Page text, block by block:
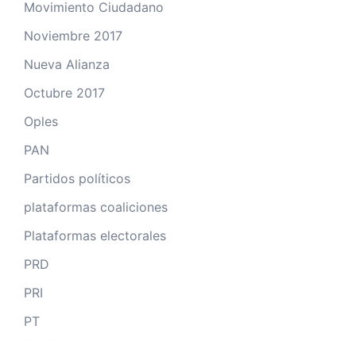
Movimiento Ciudadano
Noviembre 2017
Nueva Alianza
Octubre 2017
Oples
PAN
Partidos políticos
plataformas coaliciones
Plataformas electorales
PRD
PRI
PT